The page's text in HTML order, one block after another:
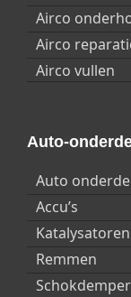
Mistlampen
Xenon-
Onderstel
4 WD
Lane assist
Airco
Airco
Airco vullen
Auto-
Auto
Accu’s
Katalysatoren
Remmen